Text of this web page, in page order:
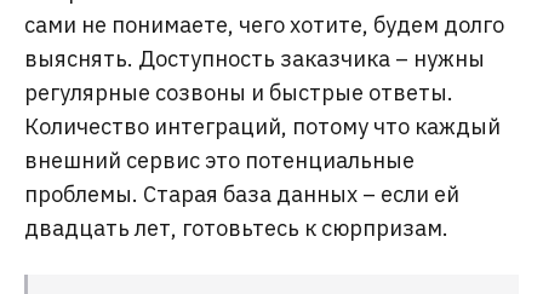
сами не понимаете, чего хотите, будем долго
выяснять. Доступность заказчика – нужны
регулярные созвоны и быстрые ответы.
Количество интеграций, потому что каждый
внешний сервис это потенциальные
проблемы. Старая база данных – если ей
двадцать лет, готовьтесь к сюрпризам.